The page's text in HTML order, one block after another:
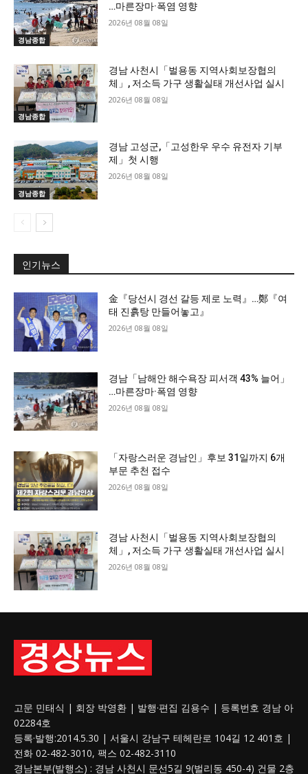
경남종합
…마른장마·폭염 영향
2026년 08월 08일
경남종합
경남 사천시「벌용동 지역사회보장협의
체」, 저소득 가구 생활실태 개선사업 실시
2026년 08월 08일
경남종합
경남 고성군,「고성한우 우수 유전자 기부
제」첫 시행
2026년 08월 08일
인기뉴스
金『당선시 경선 갈등 제로 노력』…鄭『여
태 진흙탕 만들어놓고』
2026년 08월 08일
경남「남해안 해수욕장 피서객 43% 늘어」
…마른장마·폭염 영향
2026년 08월 08일
「자랑스러운 경남인」후보 31일까지 6개
부문 추천 접수
2026년 08월 08일
경남 사천시「벌용동 지역사회보장협의
체」, 저소득 가구 생활실태 개선사업 실시
2026년 08월 08일
고문 민태식 | 회장 박영환 | 발행·편집 김용수 | 등록번호 경남 아
02284호
등록·발행:2014.5.30 | 서울시 강남구 테헤란로 104길 12 401호 |
전화 02-482-3010, 팩스 02-482-3110
경남본부(발행소) : 경남 사천시 문선5길 9(벌리동 450-4) 건물 2층